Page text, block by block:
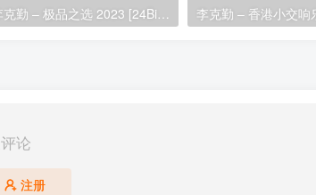
李克勤 – 极品之选 2023 [24Bit/192Khz] [Hi-Res Flac 2.92GB]
论
注册